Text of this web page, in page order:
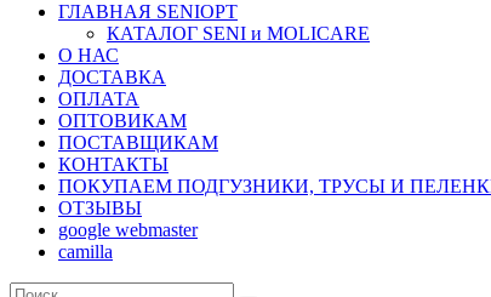
ГЛАВНАЯ SENIOPT
КАТАЛОГ SENI и MOLICARE
О НАС
ДОСТАВКА
ОПЛАТА
ОПТОВИКАМ
ПОСТАВЩИКАМ
КОНТАКТЫ
ПОКУПАЕМ ПОДГУЗНИКИ, ТРУСЫ И
ОТЗЫВЫ
google webmaster
camilla